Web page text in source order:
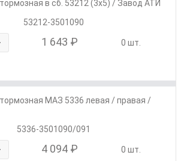
в сб. 53212 (3х5) / Завод АТИ
53212-3501090
1 643 ₽ 0 шт.
МАЗ 5336 левая / правая /
5336-3501090/091
4 094 ₽ 0 шт.